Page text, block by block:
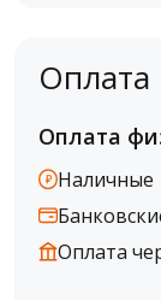
Оплата
Оплата
Наличные
Оплата